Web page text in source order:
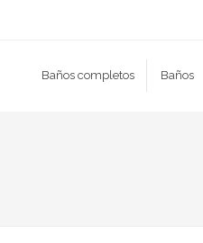
Baños completos Baños